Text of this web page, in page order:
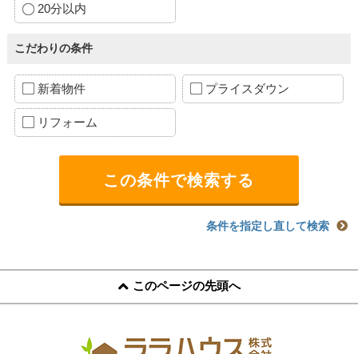
20分以内
こだわりの条件
新着物件 プライスダウン
リフォーム
条件を指定し直して検索
このページの先頭へ